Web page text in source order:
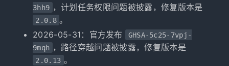
3hh9 ，计划任务权限问题被披露，修复版本是
2.0.8 。
2026-05-31：官方发布
GHSA-5c25-7vpj-
9mqh ，路径穿越问题被披露，修复版本是
2.0.13 。